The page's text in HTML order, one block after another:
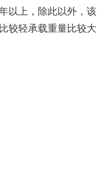
以上，除此以外，
较轻承载重量比较